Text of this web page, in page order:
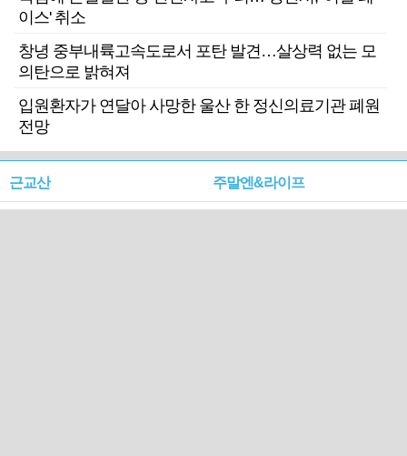
이스' 취소
창녕 중부내륙고속도로서 포탄 발견…살상력 없는 모
의탄으로 밝혀져
입원환자가 연달아 사망한 울산 한 정신의료기관 폐원
전망
근교산 주말엔&라이프